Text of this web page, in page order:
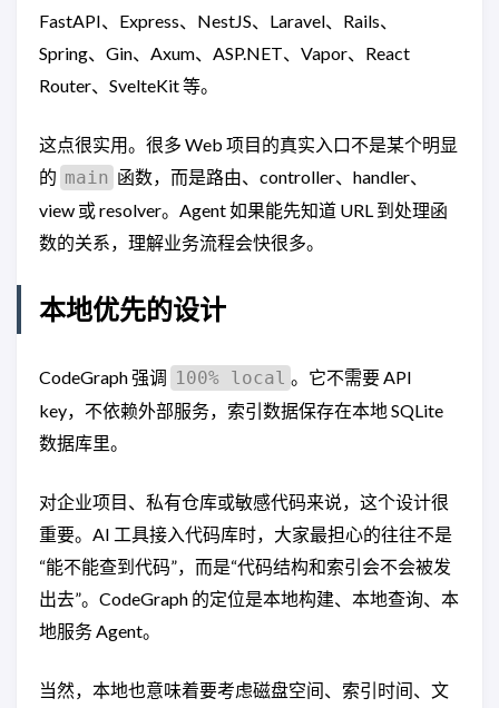
FastAPI、Express、NestJS、Laravel、Rails、
Spring、Gin、Axum、ASP.NET、Vapor、React
Router、SvelteKit 等。
这点很实用。很多 Web 项目的真实入口不是某个明显
的 main 函数，而是路由、controller、handler、
view 或 resolver。Agent 如果能先知道 URL 到处理函
数的关系，理解业务流程会快很多。
本地优先的设计
CodeGraph 强调 100% local 。它不需要 API
key，不依赖外部服务，索引数据保存在本地 SQLite
数据库里。
对企业项目、私有仓库或敏感代码来说，这个设计很
重要。AI 工具接入代码库时，大家最担心的往往不是
“能不能查到代码”，而是“代码结构和索引会不会被发
出去”。CodeGraph 的定位是本地构建、本地查询、本
地服务 Agent。
当然，本地也意味着要考虑磁盘空间、索引时间、文